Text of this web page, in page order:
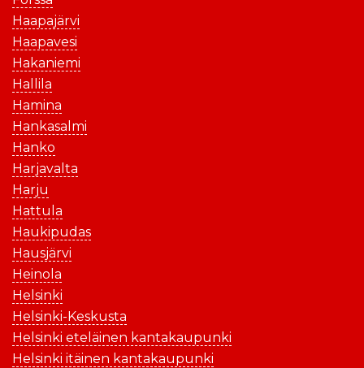
Haapajärvi
Haapavesi
Hakaniemi
Hallila
Hamina
Hankasalmi
Hanko
Harjavalta
Harju
Hattula
Haukipudas
Hausjärvi
Heinola
Helsinki
Helsinki-Keskusta
Helsinki eteläinen kantakaupunki
Helsinki itäinen kantakaupunki